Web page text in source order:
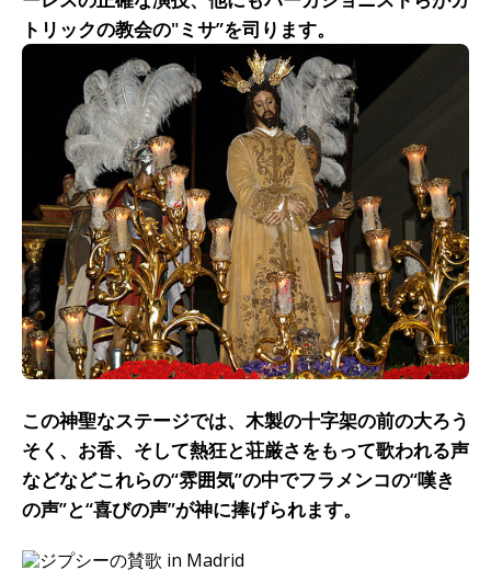
トリックの教会の"ミサ”を司ります。
この神聖なステージでは、木製の十字架の前の大ろう
そく、お香、そして熱狂と荘厳さをもって歌われる声
などなどこれらの“雰囲気”の中でフラメンコの“嘆き
の声”と“喜びの声”が神に捧げられます。